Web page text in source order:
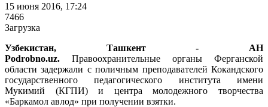
15 июня 2016, 17:24
7466
Загрузка
Узбекистан, Ташкент - АН
Podrobno.uz. Правоохранительные органы Ферганской
области задержали с поличным преподавателей Кокандского
государственного педагогического института имени
Мукимий (КГПИ) и центра молодежного творчества
«Баркамол авлод» при получении взятки.